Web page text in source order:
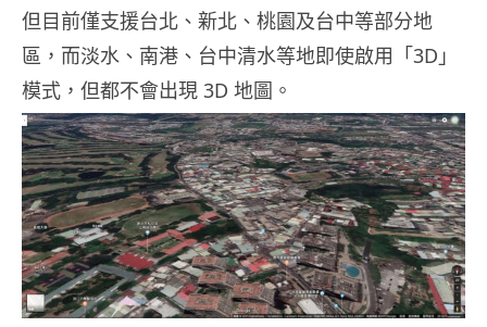
但目前僅支援台北、新北、桃園及台中等部分地
區，而淡水、南港、台中清水等地即使啟用「3D」
模式，但都不會出現 3D 地圖。